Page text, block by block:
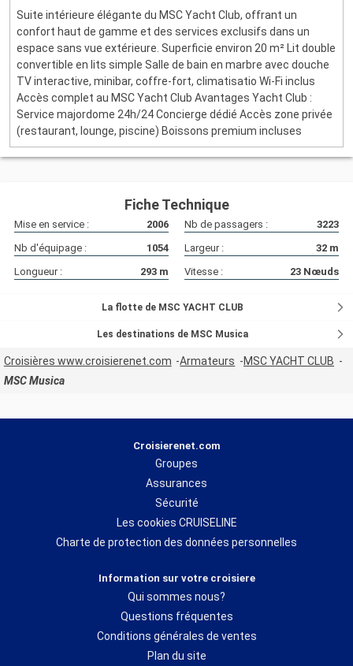
Suite intérieure élégante du MSC Yacht Club, offrant un
confort haut de gamme et des services exclusifs dans un
espace sans vue extérieure. Superficie environ 20 m² Lit double
convertible en lits simple Salle de bain en marbre avec douche
TV interactive, minibar, coffre-fort, climatisatio Wi-Fi inclus
Accès complet au MSC Yacht Club Avantages Yacht Club :
Service majordome 24h/24 Concierge dédié Accès zone privée
(restaurant, lounge, piscine) Boissons premium incluses
Fiche Technique
Mise en service : 2006 Nb de passagers :
3223
Nb d'équipage :
1054 Largeur : 32 m
Longueur :
293 m Vitesse : 23 Nœuds
La flotte de MSC YACHT CLUB
Les destinations de MSC Musica
Croisières www.croisierenet.com Armateurs
MSC YACHT CLUB
MSC Musica
Croisierenet.com
Groupes
Assurances
Sécurité
Les cookies CRUISELINE
Charte de protection des données personnelles
Information sur votre croisiere
Qui sommes nous?
Questions fréquentes
Conditions générales de ventes
Plan du site